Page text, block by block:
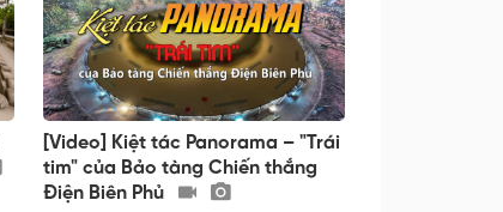
[Video] Kiệt tác Panorama – "Trái
tim" của Bảo tàng Chiến thắng
Điện Biên Phủ